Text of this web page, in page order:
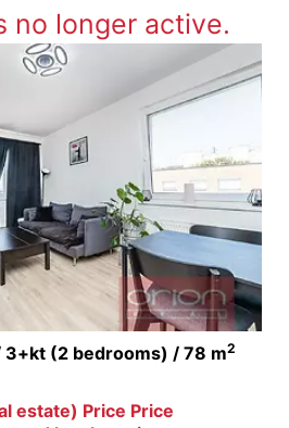
no longer active.
(2 bedrooms) / 78 m2
estate) Price Price